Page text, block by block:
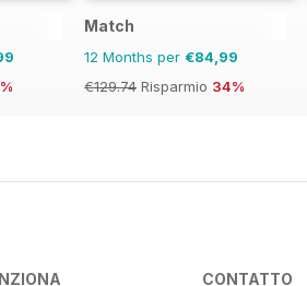
Match
12 Months per €84,99
€129.74 Risparmio 34%
CONTATTO